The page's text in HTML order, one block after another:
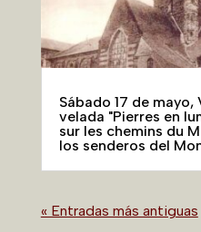
Sábado 17 de
velada "Pierres en
sur les chemins du
los senderos del
« Entradas más antiguas